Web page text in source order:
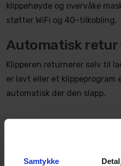
Samtykke
klippehøyde og overvåke
støtter WiFi og 4G-tilkobling.
Automatisk retur
Klipperen returnerer selv til
er lavt eller et
automatisk der den slapp.
Tekniske